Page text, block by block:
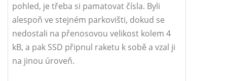
pohled, je třeba si pamatovat čísla. Byli
alespoň ve stejném parkovišti, dokud se
nedostali na přenosovou velikost kolem 4
kB, a pak SSD připnul raketu k sobě a vzal ji
na jinou úroveň.